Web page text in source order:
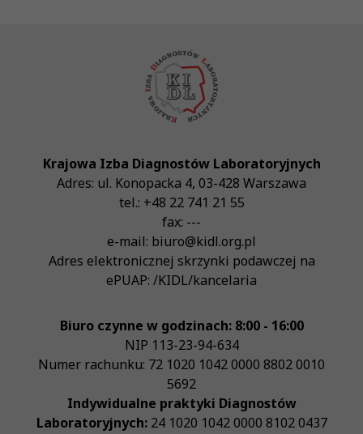
Krajowa Izba Diagnostów Laboratoryjnych
Adres: ul. Konopacka 4, 03-428 Warszawa
tel.: +48 22 741 21 55
fax: ---
e-mail: biuro@kidl.org.pl
Adres elektronicznej skrzynki podawczej na
ePUAP: /KIDL/kancelaria
Biuro czynne w godzinach: 8:00 - 16:00
NIP 113-23-94-634
Numer rachunku: 72 1020 1042 0000 8802 0010
5692
Indywidualne praktyki Diagnostów
Laboratoryjnych:24 1020 1042 0000 8102 0437